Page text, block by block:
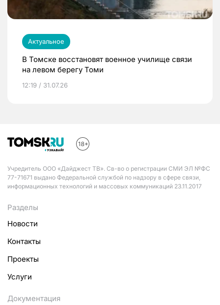
Актуальное
В Томске восстановят военное училище связи
на левом берегу Томи
12:19 / 31.07.26
Учредитель ООО «Дайджест ТВ». Св-во о регистрации СМИ ЭЛ №ФС
77-71671 выдано Федеральной службой по надзору в сфере связи,
информационных технологий и массовых коммуникаций 23.11.2017
Разделы
Новости
Контакты
Проекты
Услуги
Документация